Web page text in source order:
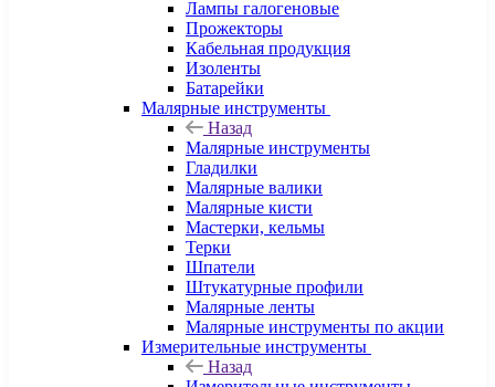
Лампы галогеновые
Прожекторы
Кабельная продукция
Изоленты
Батарейки
Малярные инструменты
Назад
Малярные инструменты
Гладилки
Малярные валики
Малярные кисти
Мастерки, кельмы
Терки
Шпатели
Штукатурные профили
Малярные ленты
Малярные инструменты по акции
Измерительные инструменты
Назад